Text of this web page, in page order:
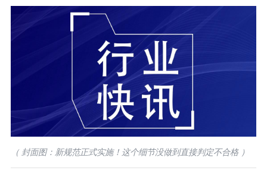
（ 封面图：新规范正式实施！这个细节没做到直接判定不合格 ）